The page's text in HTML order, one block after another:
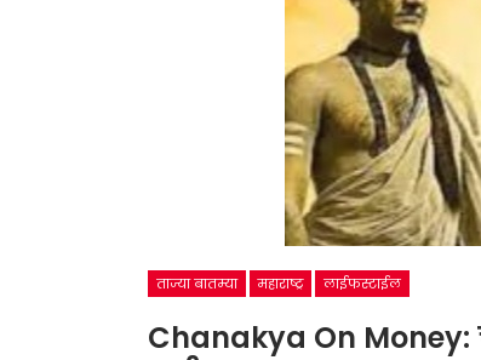
ताज्या बातम्या महाराष्ट्र लाईफस्टाईल
Chanakya On Money: